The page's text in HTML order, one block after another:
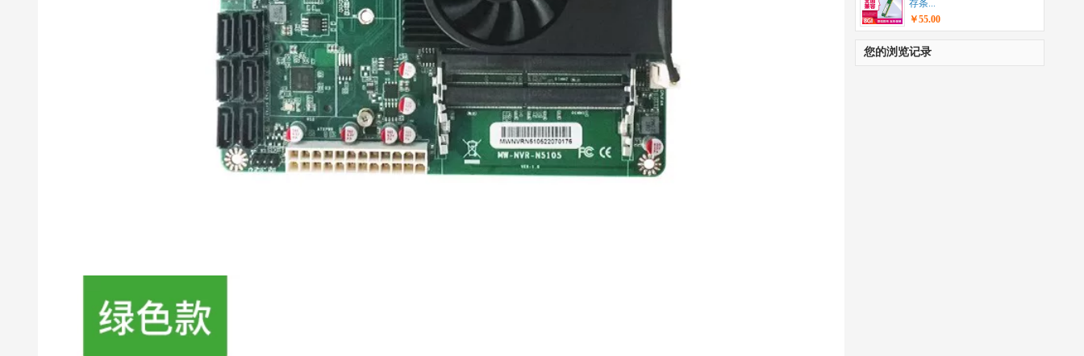
存条...
￥55.00
您的浏览记录